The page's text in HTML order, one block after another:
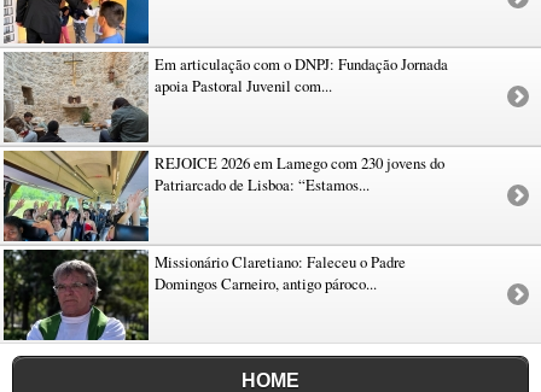
Em articulação com o DNPJ: Fundação Jornada
apoia Pastoral Juvenil com...
REJOICE 2026 em Lamego com 230 jovens do
Patriarcado de Lisboa: “Estamos...
Missionário Claretiano: Faleceu o Padre
Domingos Carneiro, antigo pároco...
HOME